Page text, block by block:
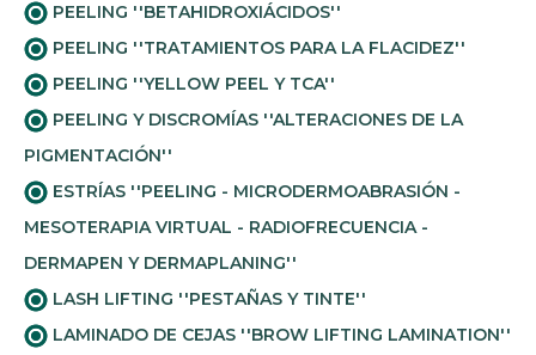
PEELING ''BETAHIDROXIÁCIDOS''
PEELING ''TRATAMIENTOS PARA LA FLACIDEZ''
PEELING ''YELLOW PEEL Y TCA''
PEELING Y DISCROMÍAS ''ALTERACIONES DE LA
PIGMENTACIÓN''
ESTRÍAS ''PEELING - MICRODERMOABRASIÓN -
MESOTERAPIA VIRTUAL - RADIOFRECUENCIA -
DERMAPEN Y DERMAPLANING''
LASH LIFTING ''PESTAÑAS Y TINTE''
LAMINADO DE CEJAS ''BROW LIFTING LAMINATION''